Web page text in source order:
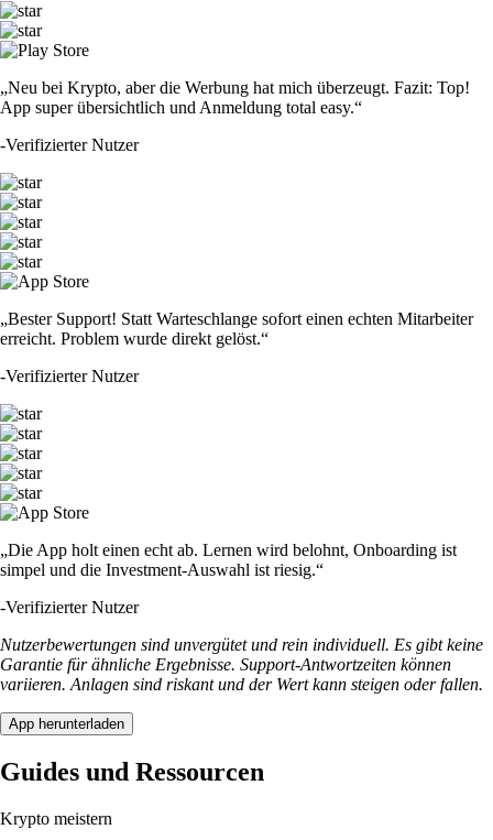
„Neu bei Krypto, aber die Werbung hat mich überzeugt. Fazit: Top!
App super übersichtlich und Anmeldung total easy.“
-Verifizierter Nutzer
„Bester Support! Statt Warteschlange sofort einen echten Mitarbeiter
erreicht. Problem wurde direkt gelöst.“
-Verifizierter Nutzer
„Die App holt einen echt ab. Lernen wird belohnt, Onboarding ist
simpel und die Investment-Auswahl ist riesig.“
-Verifizierter Nutzer
Nutzerbewertungen sind unvergütet und rein individuell. Es gibt keine
Garantie für ähnliche Ergebnisse. Support-Antwortzeiten können
variieren. Anlagen sind riskant und der Wert kann steigen oder fallen.
App herunterladen
Guides und Ressourcen
Krypto meistern